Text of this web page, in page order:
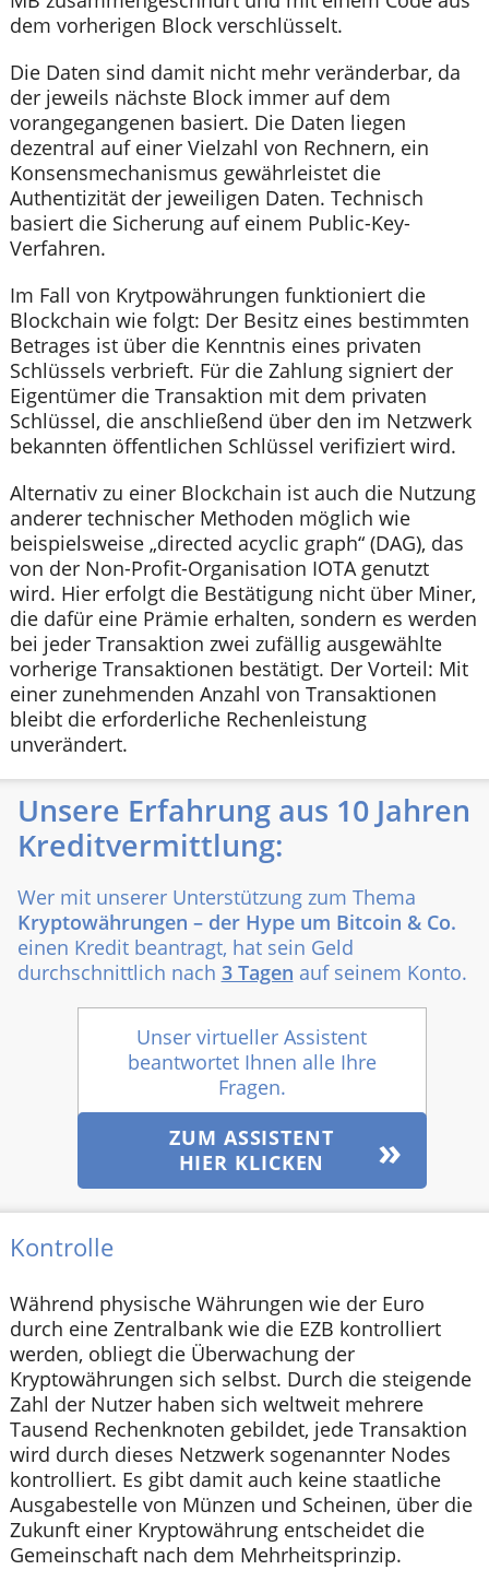
dem vorherigen Block verschlüsselt.
Die Daten sind damit nicht mehr veränderbar, da
der jeweils nächste Block immer auf dem
vorangegangenen basiert. Die Daten liegen
dezentral auf einer Vielzahl von Rechnern, ein
Konsensmechanismus gewährleistet die
Authentizität der jeweiligen Daten. Technisch
basiert die Sicherung auf einem Public-Key-
Verfahren.
Im Fall von Krytpowährungen funktioniert die
Blockchain wie folgt: Der Besitz eines bestimmten
Betrages ist über die Kenntnis eines privaten
Schlüssels verbrieft. Für die Zahlung signiert der
Eigentümer die Transaktion mit dem privaten
Schlüssel, die anschließend über den im Netzwerk
bekannten öffentlichen Schlüssel verifiziert wird.
Alternativ zu einer Blockchain ist auch die Nutzung
anderer technischer Methoden möglich wie
beispielsweise „directed acyclic graph“ (DAG), das
von der Non-Profit-Organisation IOTA genutzt
wird. Hier erfolgt die Bestätigung nicht über Miner,
die dafür eine Prämie erhalten, sondern es werden
bei jeder Transaktion zwei zufällig ausgewählte
vorherige Transaktionen bestätigt. Der Vorteil: Mit
einer zunehmenden Anzahl von Transaktionen
bleibt die erforderliche Rechenleistung
unverändert.
Unsere Erfahrung aus 10 Jahren
Kreditvermittlung:
Wer mit unserer Unterstützung zum Thema
Kryptowährungen – der Hype um Bitcoin & Co.
einen Kredit beantragt, hat sein Geld
durchschnittlich nach 3 Tagen auf seinem Konto.
Unser virtueller Assistent
beantwortet Ihnen alle Ihre
Fragen.
ZUM ASSISTENT
HIER KLICKEN
Kontrolle
Während physische Währungen wie der Euro
durch eine Zentralbank wie die EZB kontrolliert
werden, obliegt die Überwachung der
Kryptowährungen sich selbst. Durch die steigende
Zahl der Nutzer haben sich weltweit mehrere
Tausend Rechenknoten gebildet, jede Transaktion
wird durch dieses Netzwerk sogenannter Nodes
kontrolliert. Es gibt damit auch keine staatliche
Ausgabestelle von Münzen und Scheinen, über die
Zukunft einer Kryptowährung entscheidet die
Gemeinschaft nach dem Mehrheitsprinzip.